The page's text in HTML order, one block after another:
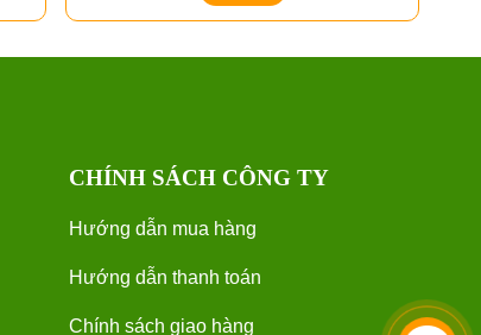
CHÍNH SÁCH CÔNG TY
Hướng dẫn mua hàng
Hướng dẫn thanh toán
Chính sách giao hàng